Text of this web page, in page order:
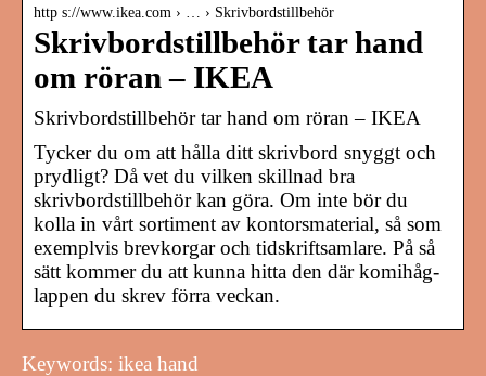
http s://www.ikea.com › … › Skrivbordstillbehör
Skrivbordstillbehör tar hand
om röran – IKEA
Skrivbordstillbehör tar hand om röran – IKEA
Tycker du om att hålla ditt skrivbord snyggt och
prydligt? Då vet du vilken skillnad bra
skrivbordstillbehör kan göra. Om inte bör du
kolla in vårt sortiment av kontorsmaterial, så som
exemplvis brevkorgar och tidskriftsamlare. På så
sätt kommer du att kunna hitta den där komihåg-
lappen du skrev förra veckan.
Keywords: ikea hand